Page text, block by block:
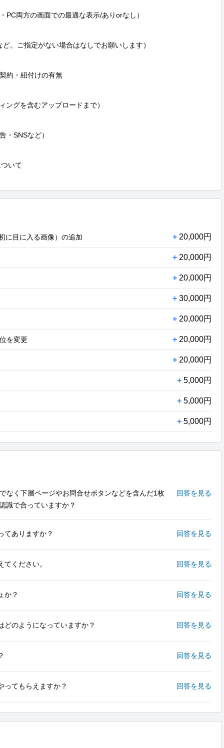
両方の画面での最適な表示/ありorなし）
。ご指定がない場合はなしでお願いします）
約・紐付けの有無
グを含むアップロードまで）
・SNSなど）
いて
に目に入る画像）の追加 + 20,000円
+ 20,000円
+ 20,000円
+ 30,000円
+ 20,000円
を変更 + 20,000円
+ 20,000円
+ 5,000円
+ 5,000円
+ 5,000円
なく下層ページやお問合せボタンなどを含んだ1枚
識で合っていますか？
回答を見る
てありますか？ 回答を見る
ください。 回答を見る
か？ 回答を見る
どのようになっていますか？ 回答を見る
回答を見る
ってもらえますか？ 回答を見る